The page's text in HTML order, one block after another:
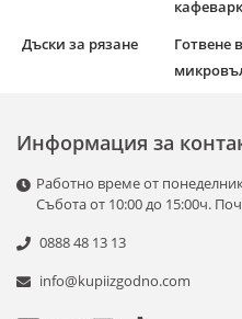
Дъски за рязане
Готвене в
Информация за
Работно време от
Събота от 10:00 до 15:00ч.
0888 48 13 13
info@kupiizgodno.com